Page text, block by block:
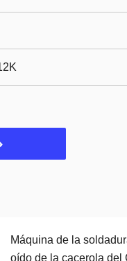
Máquina de la
oído de la cacerola del